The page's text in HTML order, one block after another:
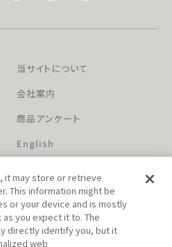
当サイトについて
会社案内
商品アンケート
English
it may store or retrieve
This information might be
or your device and is mostly
you expect it to. The
directly identify you, but it
web